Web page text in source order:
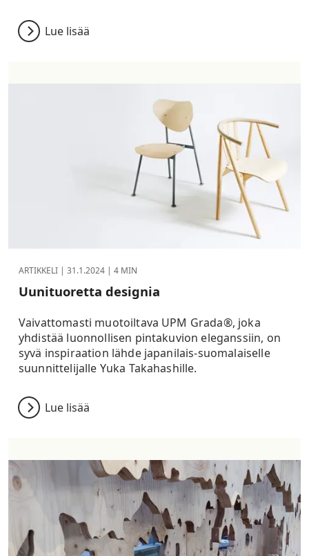
Lue lisää
ARTIKKELI | 31.1.2024 | 4 MIN
Uunituoretta designia
Vaivattomasti muotoiltava UPM Grada®, joka
yhdistää luonnollisen pintakuvion eleganssiin, on
syvä inspiraation lähde japanilais-suomalaiselle
suunnittelijalle Yuka Takahashille.
Lue lisää